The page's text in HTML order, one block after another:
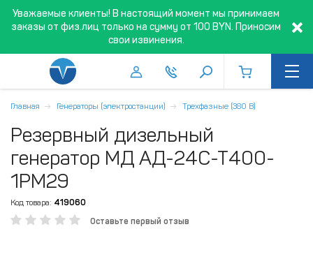
Уважаемые клиенты! В настоящий момент мы принимаем
заказы от физ.лиц только на сумму от 100 BYN. Приносим
свои извинения.
Главная Генераторы (электростанции) Трехфазные (380 В)
Резервный дизельный
генератор МД АД-24С-Т400-
1РМ29
Код товара: 419060
Оставьте первый отзыв